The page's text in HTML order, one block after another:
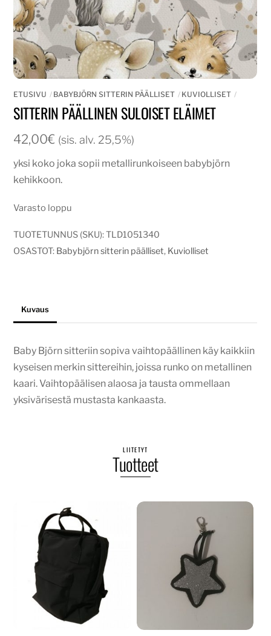
ETUSIVU BABYBJÖRN SITTERIN PÄÄLLISET KUVIOLLISET
SITTERIN PÄÄLLINEN SULOISET ELÄIMET
42,00€ (sis. alv. 25,5%)
yksi koko joka sopii metallirunkoiseen babybjörn
kehikkoon.
Varasto loppu
TUOTETUNNUS (SKU):TLD1051340
OSASTOT: Babybjörn sitterin päälliset, Kuviolliset
Kuvaus
Baby Björn sitteriin sopiva vaihtopäällinen käy kaikkiin
kyseisen merkin sittereihin, joissa runko on metallinen
kaari. Vaihtopäälisen alaosa ja tausta ommellaan
yksivärisestä mustasta kankaasta.
LIITETYT
Tuotteet